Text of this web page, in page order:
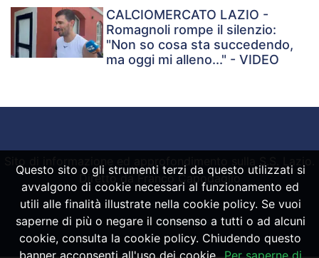
CALCIOMERCATO LAZIO -
Romagnoli rompe il silenzio:
"Non so cosa sta succedendo,
ma oggi mi alleno..." - VIDEO
Diretto da Franco Capodaglio
Powered bySpheraHouse
Questo sito o gli strumenti terzi da questo utilizzati si
avvalgono di cookie necessari al funzionamento ed
utili alle finalità illustrate nella cookie policy. Se vuoi
saperne di più o negare il consenso a tutti o ad alcuni
cookie, consulta la cookie policy. Chiudendo questo
banner acconsenti all'uso dei cookie.
Per saperne di